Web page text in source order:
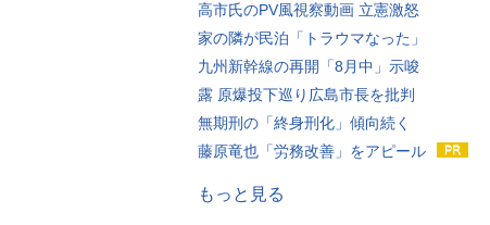
高市氏のPV風視察動画 立憲激怒
家の隣が民泊「トラウマなった」
九州新幹線の再開「8月中」示唆
露 原爆投下巡り広島市長を批判
無期刑の「終身刑化」傾向続く
藤原竜也「労務改善」をアピール
もっと見る